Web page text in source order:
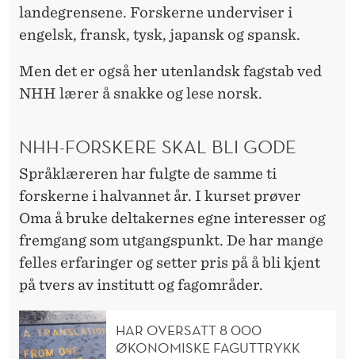
landegrensene. Forskerne underviser i
engelsk, fransk, tysk, japansk og spansk.
Men det er også her utenlandsk fagstab ved
NHH lærer å snakke og lese norsk.
NHH-FORSKERE SKAL BLI GODE
Språklæreren har fulgte de samme ti
forskerne i halvannet år. I kurset prøver
Oma å bruke deltakernes egne interesser og
fremgang som utgangspunkt. De har mange
felles erfaringer og setter pris på å bli kjent
på tvers av institutt og fagområder.
HAR OVERSATT 8 000
ØKONOMISKE FAGUTTRYKK